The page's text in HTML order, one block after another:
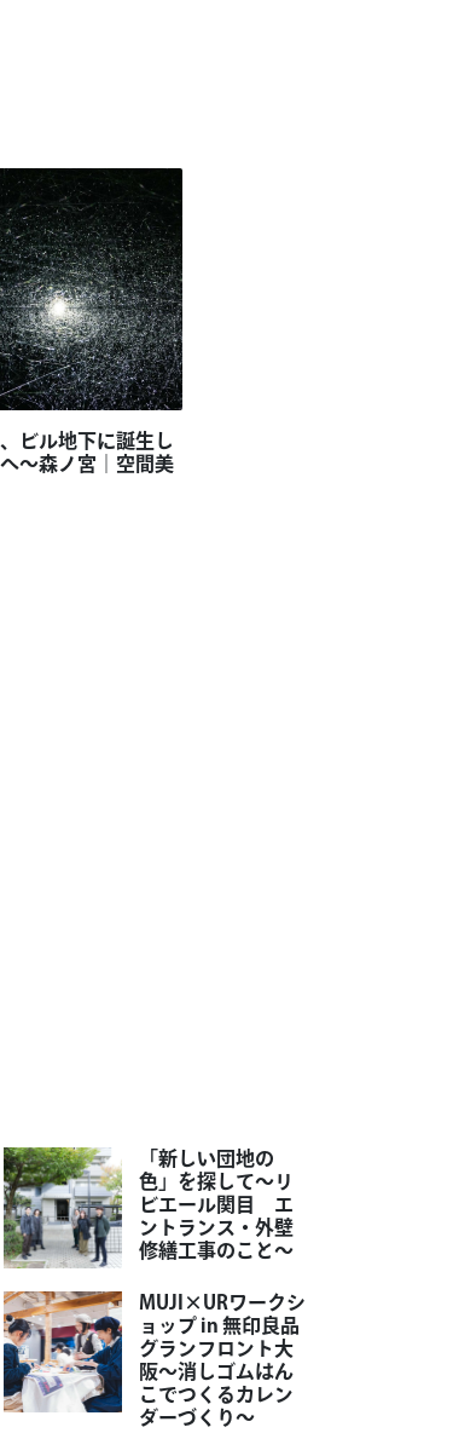
ビル地下に誕生し
～森ノ宮｜空間美
「新しい団地の
色」を探して～リ
ビエール関目 エ
ントランス・外壁
修繕工事のこと～
MUJI×URワークシ
ョップ in 無印良品
グランフロント大
阪～消しゴムはん
こでつくるカレン
ダーづくり～